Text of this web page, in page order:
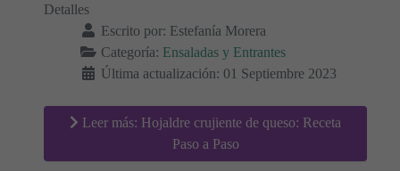
Detalles
Escrito por: Estefanía Morera
Categoría: Ensaladas y Entrantes
Última actualización: 01 Septiembre 2023
Leer más: Hojaldre crujiente de queso: Receta
Paso a Paso